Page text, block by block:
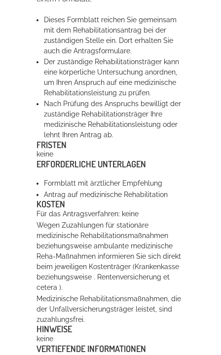
Dieses Formblatt reichen Sie gemeinsam
mit dem Rehabilitationsantrag bei der
zuständigen Stelle ein. Dort erhalten Sie
auch die Antragsformulare.
Der zuständige Rehabilitationsträger kann
eine körperliche Untersuchung anordnen,
um Ihren Anspruch auf eine medizinische
Rehabilitationsleistung zu prüfen.
Nach Prüfung des Anspruchs bewilligt der
zuständige Rehabilitationsträger Ihre
medizinische Rehabilitationsleistung oder
lehnt Ihren Antrag ab.
FRISTEN
keine
ERFORDERLICHE UNTERLAGEN
Formblatt mit ärztlicher Empfehlung
Antrag auf medizinische Rehabilitation
KOSTEN
Für das Antragsverfahren: keine
Wegen Zuzahlungen für stationäre
medizinische Rehabilitationsmaßnahmen
beziehungsweise ambulante medizinische
Reha-Maßnahmen informieren Sie sich direkt
beim jeweiligen Kostenträger (Krankenkasse
beziehungsweise . Rentenversicherung et
cetera ).
Medizinische Rehabilitationsmaßnahmen, die
der Unfallversicherungsträger leistet, sind
zuzahlungsfrei.
HINWEISE
keine
VERTIEFENDE INFORMATIONEN